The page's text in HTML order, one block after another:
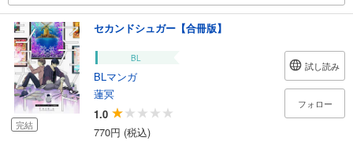
完結
セカンドシュガー【合冊版】
BL
BLマンガ
蓮冥
1.0
770円 (税込)
試し読み
フォロー